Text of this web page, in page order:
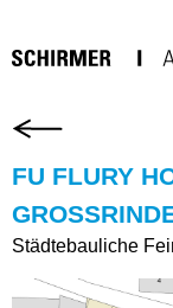
FU FLURY
Städtebauliche